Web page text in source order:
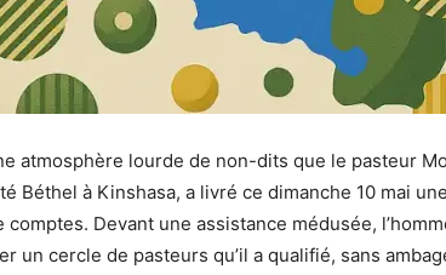
atmosphère lourde de non-dits que le pasteur
Béthel à Kinshasa, a livré ce dimanche 10 mai
Devant une assistance médusée,
un cercle de pasteurs qu’il a qualifié, sans